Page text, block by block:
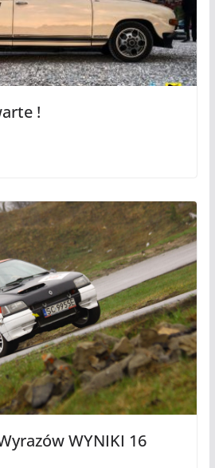
!
WYNIKI 16